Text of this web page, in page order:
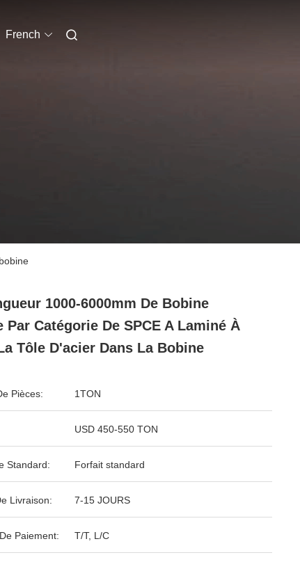
French
1000-6000mm De Bobine
Par Catégorie De SPCE A Laminé À
Tôle D'acier Dans La Bobine
Pièces: 1TON
USD 450-550 TON
Standard: Forfait standard
Livraison: 7-15 JOURS
Paiement: T/T, L/C